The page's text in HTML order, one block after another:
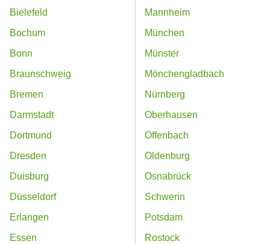
Bielefeld
Bochum
Bonn
Braunschweig
Bremen
Darmstadt
Dortmund
Dresden
Duisburg
Düsseldorf
Erlangen
Essen
Mannheim
München
Münster
Mönchengladbach
Nürnberg
Oberhausen
Offenbach
Oldenburg
Osnabrück
Schwerin
Potsdam
Rostock